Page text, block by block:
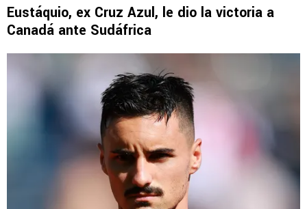
Eustáquio, ex Cruz Azul, le dio la victoria a
Canadá ante Sudáfrica